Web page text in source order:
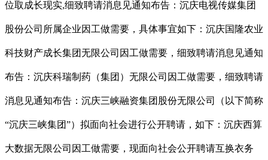
位取成长现实,细致聘请消息见通知布告：沉庆电视传媒集团
股份公司所属企业因工做需要，具体事宜如下：沉庆国隆农业
科技财产成长集团无限公司因工做需要，细致聘请消息见通知
布告：沉庆科瑞制药（集团）无限公司因工做需要，细致聘请
消息见通知布告：沉庆三峡融资集团股份无限公司（以下简称
“沉庆三峡集团”）拟面向社会进行公开聘请，如下：沉庆西算
大数据无限公司因工做需要，现面向社会公开聘请互换衣务